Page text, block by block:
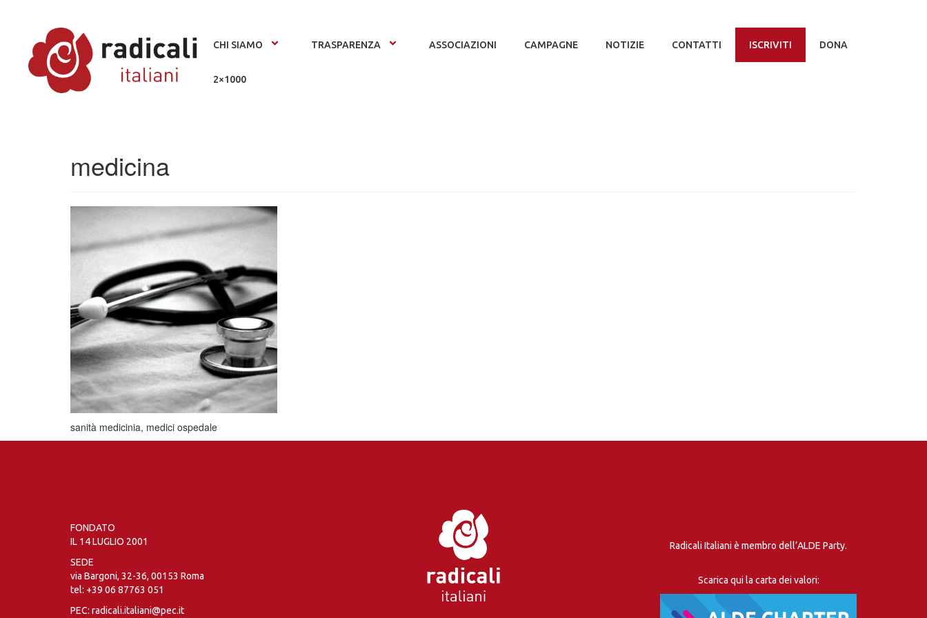
CHI SIAMO TRASPARENZA ASSOCIAZIONI CAMPAGNE NOTIZIE CONTATTI ISCRIVITI DONA
2×1000
medicina
sanità medicinia, medici ospedale
FONDATO
IL 14 LUGLIO 2001
SEDE
via Bargoni, 32-36, 00153 Roma
tel: +39 06 87763 051
PEC: radicali.italiani@pec.it
Radicali Italiani è membro dell’ALDE Party.
Scarica qui la carta dei valori: